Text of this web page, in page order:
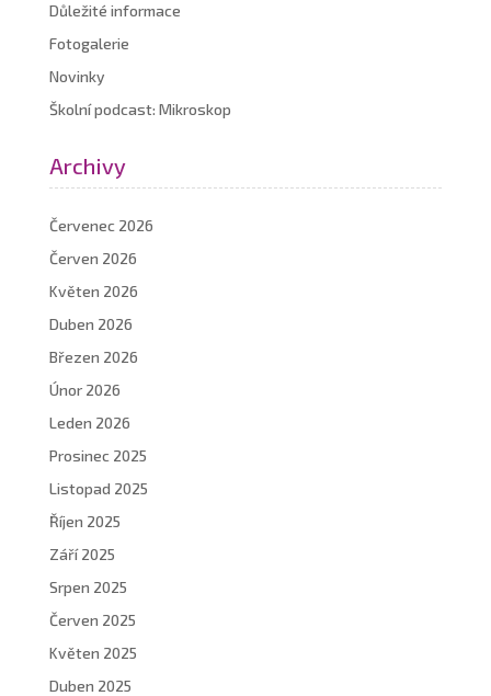
Důležité informace
Fotogalerie
Novinky
Školní podcast: Mikroskop
Archivy
Červenec 2026
Červen 2026
Květen 2026
Duben 2026
Březen 2026
Únor 2026
Leden 2026
Prosinec 2025
Listopad 2025
Říjen 2025
Září 2025
Srpen 2025
Červen 2025
Květen 2025
Duben 2025